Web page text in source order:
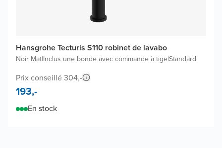
Hansgrohe Tecturis S110 robinet de lavabo
Noir Mat|Inclus une bonde avec commande à tige|Standard
Prix conseillé 304,-
193,-
En stock